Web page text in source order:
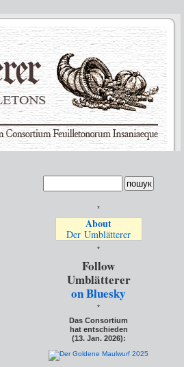
*
About
Der Umblätterer
*
Follow
Umblätterer
on Bluesky
*
Das Consortium
hat entschieden
(13. Jan. 2026):